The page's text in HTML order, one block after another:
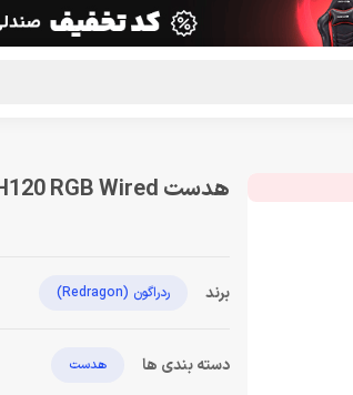
هدست Redragon ARES H120 RGB Wired
برند ردراگون (Redragon)
دسته بندی ها هدست